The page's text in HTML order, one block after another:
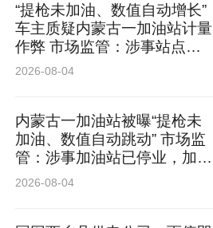
“提枪未加油、数值自动增长”
车主质疑内蒙古一加油站计量
作弊 市场监管：涉事站点停
业 加油机封存送检
2026-08-04
内蒙古一加油站被曝“提枪未
加油、数值自动跳动” 市场监
管：涉事加油站已停业，加油
机封存送检，鉴定结果未出无
2026-08-04